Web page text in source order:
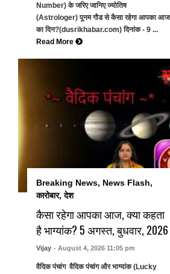
Number) के जरिए जानिए ज्योतिष
(Astrologer) पूनम गौड से कैसा रहेगा आपका आज
का दिन?(dusrikhabar.com) दिनांक - 9 ...
Read More
Breaking News, News Flash,
कारोबार,देश
कैसा रहेगा आपका आज, क्या कहता
है भाग्यांक? 5 अगस्त, बुधवार, 2026
Vijay - August 4, 2026 11:05 pm
वैदिक पंचांग वैदिक पंचांग और भाग्यांक (Lucky